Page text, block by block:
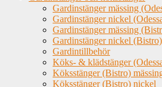
Gardinstänger mässing
Gardinstänger nickel
Gardinstänger mässing
Gardinstänger nickel (Bistro)
Gardintillbehör
Köks- & klädstänger
Köksstänger (Bistro)
Köksstänger (Bistro) nickel